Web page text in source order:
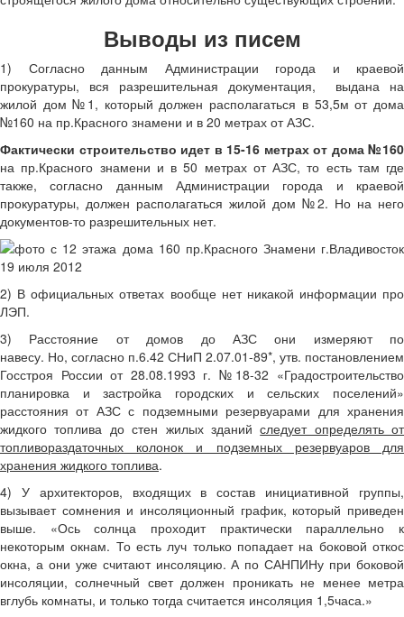
Выводы из писем
1) Согласно данным Администрации города и краевой
прокуратуры, вся разрешительная документация, выдана на
жилой дом №1, который должен располагаться в 53,5м от дома
№160 на пр.Красного знамени и в 20 метрах от АЗС.
Фактически строительство идет в 15-16 метрах от дома №160
на пр.Красного знамени и в 50 метрах от АЗС, то есть там где
также, согласно данным Администрации города и краевой
прокуратуры, должен располагаться жилой дом №2. Но на него
документов-то разрешительных нет.
2) В официальных ответах вообще нет никакой информации про
ЛЭП.
3) Расстояние от домов до АЗС они измеряют по
навесу. Но, согласно п.6.42 СНиП 2.07.01-89*, утв. постановлением
Госстроя России от 28.08.1993 г. №18-32 «Градостроительство
планировка и застройка городских и сельских поселений»
расстояния от АЗС с подземными резервуарами для хранения
жидкого топлива до стен жилых зданийследует определять от
топливораздаточных колонок и подземных резервуаров для
хранения жидкого топлива.
4) У архитекторов, входящих в состав инициативной группы,
вызывает сомнения и инсоляционный график, который приведен
выше. «Ось солнца проходит практически параллельно к
некоторым окнам. То есть луч только попадает на боковой откос
окна, а они уже считают инсоляцию. А по САНПИНу при боковой
инсоляции, солнечный свет должен проникать не менее метра
вглубь комнаты, и только тогда считается инсоляция 1,5часа.»